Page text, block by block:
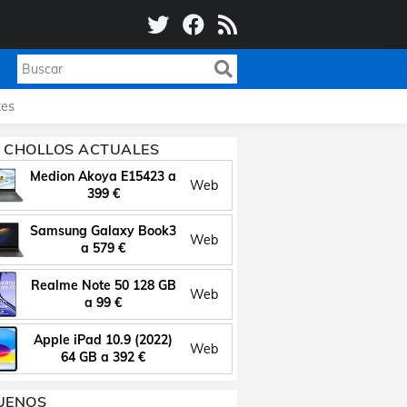
CHOLLOS ACTUALES
Medion Akoya E15423 a
399 €
Web
Samsung Galaxy Book3
a 579 €
Web
Realme Note 50 128 GB
a 99 €
Web
Apple iPad 10.9 (2022)
64 GB a 392 €
Web